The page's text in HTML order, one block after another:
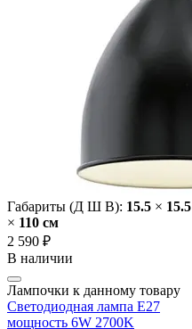
Габариты (Д Ш В): 15.5 × 15.5
× 110 cм
2 590 ₽
В наличии
Лампочки к данному товару
Светодиодная лампа E27
мощность 6W 2700K